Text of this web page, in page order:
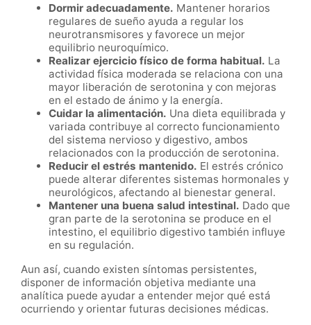
Dormir adecuadamente. Mantener horarios
regulares de sueño ayuda a regular los
neurotransmisores y favorece un mejor
equilibrio neuroquímico.
Realizar ejercicio físico de forma habitual. La
actividad física moderada se relaciona con una
mayor liberación de serotonina y con mejoras
en el estado de ánimo y la energía.
Cuidar la alimentación. Una dieta equilibrada y
variada contribuye al correcto funcionamiento
del sistema nervioso y digestivo, ambos
relacionados con la producción de serotonina.
Reducir el estrés mantenido. El estrés crónico
puede alterar diferentes sistemas hormonales y
neurológicos, afectando al bienestar general.
Mantener una buena salud intestinal. Dado que
gran parte de la serotonina se produce en el
intestino, el equilibrio digestivo también influye
en su regulación.
Aun así, cuando existen síntomas persistentes,
disponer de información objetiva mediante una
analítica puede ayudar a entender mejor qué está
ocurriendo y orientar futuras decisiones médicas.